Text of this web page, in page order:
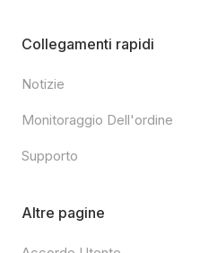
Collegamenti rapidi
Notizie
Monitoraggio Dell'ordine
Supporto
Altre pagine